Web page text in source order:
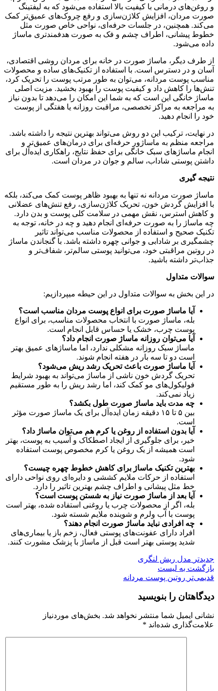
و روغن‌های درمانی با کیفیت بالا استفاده می‌شود که به لیفتینگ
صورت مردان، افزایش کلاژن‌سازی و رفع چروک‌های عمیق‌تر کمک
می‌کند. همچنین، در جلسات حرفه‌ای، نواحی خاص صورت مثل
خطوط پیشانی، اطراف چشم و فک به صورت هدفمندتری ماساژ
داده می‌شود.
از طرف دیگر، ماساژ صورت در خانه برای مردان روشی اقتصادی،
آسان و در دسترس است. با استفاده از تکنیک‌های ساده و محصولات
مناسب پوست مردانه، می‌توان به طور مرتب پوست را تحریک کرد،
تنش‌ها را کاهش داد و کیفیت پوست را بهبود بخشید. مزیت اصلی
ماساژ خانگی این است که به شما این امکان را می‌دهد تا بدون نیاز
به مراجعه به مراکز تخصصی، مراقبت روزانه یا هفتگی از پوست
خود را انجام دهید.
در نهایت، ترکیب این دو روش می‌تواند بهترین نتیجه را داشته باشد.
مراجعه منظم به ماساژور حرفه‌ای برای درمان‌های عمیق‌تر و
انجام ماساژهای سبک خانگی برای حفظ نتایج، راهکاری ایده‌آل برای
داشتن پوستی شاداب، سالم و جوان در مردان است.
نتیجه‌ گیری
ماساژ صورت مردانه نه تنها به بهبود ظاهر پوست کمک می‌کند، بلکه
با افزایش گردش خون، تحریک کلاژن‌سازی، رفع تنش‌های عضلانی
و کاهش استرس، نقش مهمی در سلامت کلی پوست و بدن دارد.
چه ماساژ را به صورت حرفه‌ای انجام دهید و چه در خانه، توجه به
تکنیک صحیح و استفاده از محصولات مناسب می‌تواند تاثیر
چشمگیری بر شادابی و جوانی چهره داشته باشد. با گنجاندن ماساژ
در روتین مراقبتی خود، می‌توانید پوستی سالم‌تر، شفاف‌تر و
جذاب‌تر داشته باشید.
سوالات متداول
در این بخش به سوالات متداول در این حیطه میپردازیم:
آیا ماساژ صورت برای انواع پوست مردان مناسب است؟
بله، ماساژ صورت با انتخاب محصولات مناسب، برای انواع
پوست چرب، خشک یا حساس قابل انجام است.
آیا می‌توان روزانه ماساژ صورت انجام داد؟
ماساژ سبک روزانه مشکلی ندارد، اما ماساژهای عمیق بهتر
است دو تا سه بار در هفته انجام شوند.
آیا ماساژ صورت باعث تحریک رشد ریش می‌شود؟
تحریک گردش خون ناشی از ماساژ می‌تواند به بهبود شرایط
فولیکول‌های مو کمک کند، اما رشد ریش را به طور مستقیم
زیاد نمی‌کند.
چه مدت باید ماساژ صورت طول بکشد؟
بین ۵ تا ۱۵ دقیقه زمان ایده‌آل برای یک ماساژ صورت مؤثر
است.
آیا بدون استفاده از روغن یا کرم هم می‌توان ماساژ داد؟
خیر، برای جلوگیری از ایجاد اصطکاک و آسیب به پوست، بهتر
است همیشه از یک روغن یا کرم مخصوص پوست استفاده
شود.
بهترین تکنیک ماساژ برای کاهش خطوط چهره چیست؟
استفاده از حرکات ملایم کششی و دایره‌ای روی نواحی دارای
خط مثل پیشانی و اطراف چشم بهترین تاثیر را دارد.
آیا بعد از ماساژ صورت نیاز به شستن پوست است؟
بله، اگر از محصولات چرب یا روغنی استفاده شده، بهتر است
پوست با آب ولرم و شوینده ملایم شسته شود.
چه افرادی نباید ماساژ صورت انجام دهند؟
افراد دارای عفونت‌های پوستی فعال، زخم باز یا بیماری‌های
شدید پوستی بهتر است قبل از ماساژ با پزشک مشورت کنند.
جدیدتر مدل ریش لنگری
بازگشت به لیست
قدیمی‌تر روتین پوست مردانه
دیدگاهتان را بنویسید
نشانی ایمیل شما منتشر نخواهد شد. بخش‌های موردنیاز
علامت‌گذاری شده‌اند *